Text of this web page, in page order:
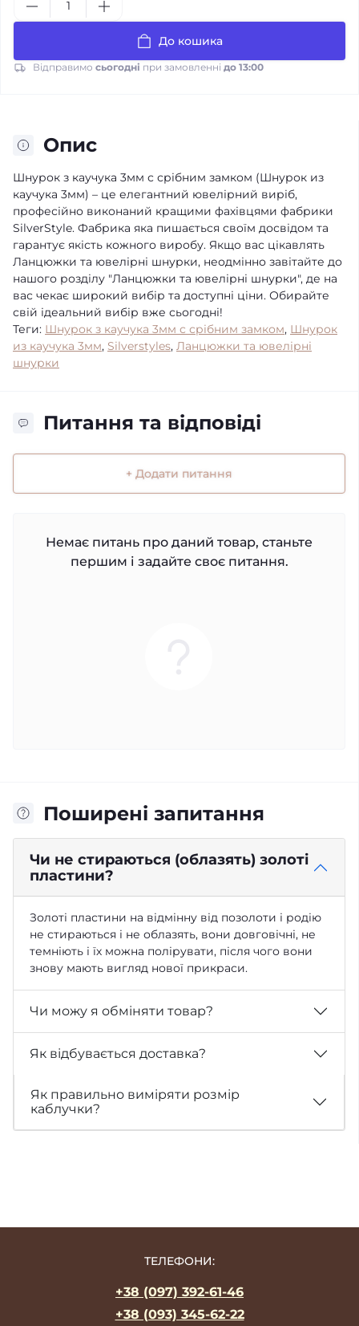
До кошика
Відправимо сьогодні при замовленні до 13:00
Опис
Шнурок з каучука 3мм с срібним замком (Шнурок из
каучука 3мм) – це елегантний ювелірний виріб,
професійно виконаний кращими фахівцями фабрики
SilverStyle. Фабрика яка пишається своїм досвідом та
гарантує якість кожного виробу. Якщо вас цікавлять
Ланцюжки та ювелірні шнурки, неодмінно завітайте до
нашого розділу "Ланцюжки та ювелірні шнурки", де на
вас чекає широкий вибір та доступні ціни. Обирайте
свій ідеальний вибір вже сьогодні!
Теги: Шнурок з каучука 3мм с срібним замком, Шнурок
из каучука 3мм, Silverstyles, Ланцюжки та ювелірні
шнурки
Питання та відповіді
+ Додати питання
Немає питань про даний товар, станьте
першим і задайте своє питання.
Поширені запитання
Чи не стираються (облазять) золоті
пластини?
Золоті пластини на відмінну від позолоти і родію
не стираються і не облазять, вони довговічні, не
темніють і їх можна полірувати, після чого вони
знову мають вигляд нової прикраси.
Чи можу я обміняти товар?
Як відбувається доставка?
Як правильно виміряти розмір
каблучки?
ТЕЛЕФОНИ:
+38 (097) 392-61-46
+38 (093) 345-62-22